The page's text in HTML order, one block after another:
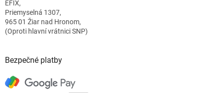
EFIX,
Priemyselná 1307,
965 01 Žiar nad Hronom,
(Oproti hlavní vrátnici SNP)
Bezpečné platby